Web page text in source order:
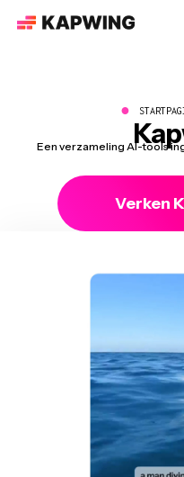
●
Een verzameling AI-tools
Verken